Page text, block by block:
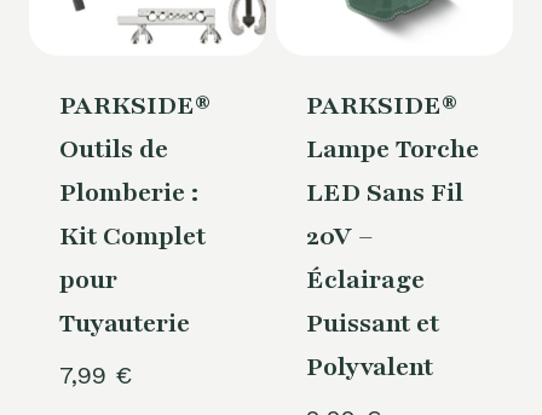
PARKSIDE®
Outils de
Plomberie :
Kit Complet
pour
Tuyauterie
7,99 €
PARKSIDE®
Lampe Torche
LED Sans Fil
20V –
Éclairage
Puissant et
Polyvalent